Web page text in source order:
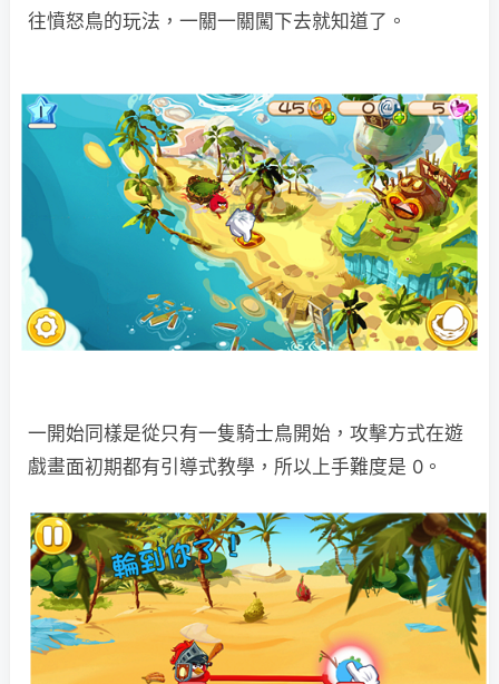
往憤怒鳥的玩法，一關一關闖下去就知道了。
一開始同樣是從只有一隻騎士鳥開始，攻擊方式在遊
戲畫面初期都有引導式教學，所以上手難度是 0。